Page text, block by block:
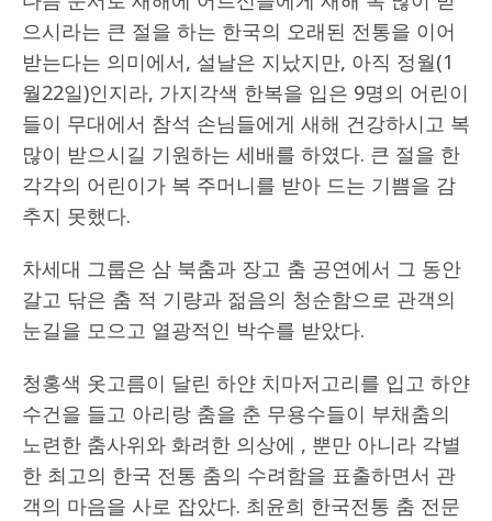
으시라는 큰 절을 하는 한국의 오래된 전통을 이어
받는다는 의미에서, 설날은 지났지만, 아직 정월(1
월22일)인지라, 가지각색 한복을 입은 9명의 어린이
들이 무대에서 참석 손님들에게 새해 건강하시고 복
많이 받으시길 기원하는 세배를 하였다. 큰 절을 한
각각의 어린이가 복 주머니를 받아 드는 기쁨을 감
추지 못했다.
차세대 그룹은 삼 북춤과 장고 춤 공연에서 그 동안
갈고 닦은 춤 적 기량과 젊음의 청순함으로 관객의
눈길을 모으고 열광적인 박수를 받았다.
청홍색 옷고름이 달린 하얀 치마저고리를 입고 하얀
수건을 들고 아리랑 춤을 춘 무용수들이 부채춤의
노련한 춤사위와 화려한 의상에 , 뿐만 아니라 각별
한 최고의 한국 전통 춤의 수려함을 표출하면서 관
객의 마음을 사로 잡았다. 최윤희 한국전통 춤 전문